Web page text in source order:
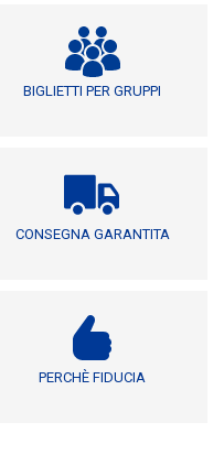
BIGLIETTI PER GRUPPI
CONSEGNA GARANTITA
PERCHÈ FIDUCIA